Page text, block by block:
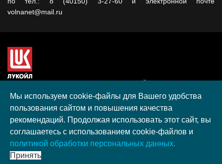
volnanet@mail.ru
гранта, полученного в рамках XIII Конкурса социальных и
культурных проектов ПАО "ЛУКОЙЛ" на территории
Калининградской области в 2020 году
Согласие на обработку персональных данных
Разработка, поддержка и продвижение S-Media group
© 2026 МАУ «Редакция общественно-политической газеты
Мы используем cookie-файлы для Вашего удобства
пользования сайтом и повышения качества
рекомендаций. Продолжая использовать этот сайт, вы
соглашаетесь с использованием cookie-файлов и
политикой обработки персональных данных.
Принять